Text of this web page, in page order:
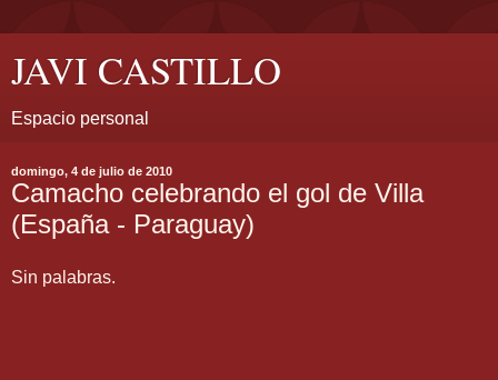
JAVI CASTILLO
Espacio personal
domingo, 4 de julio de 2010
Camacho celebrando el gol de Villa
(España - Paraguay)
Sin palabras.